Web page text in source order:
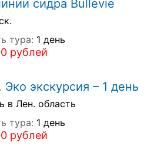
сидра Bullevie
тура: 1 день
рублей
экскурсия – 1 день
в Лен. область
тура: 1 день
рублей